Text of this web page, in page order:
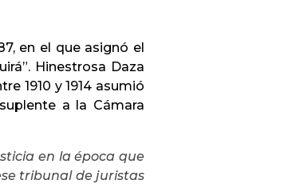
en el que asignó el
Hinestrosa Daza
1910 y 1914 asumió
a la Cámara
en la época que
tribunal de juristas